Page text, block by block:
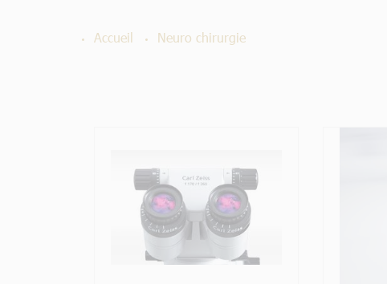
Accueil Neuro chirurgie
VOIR LE PRODUIT